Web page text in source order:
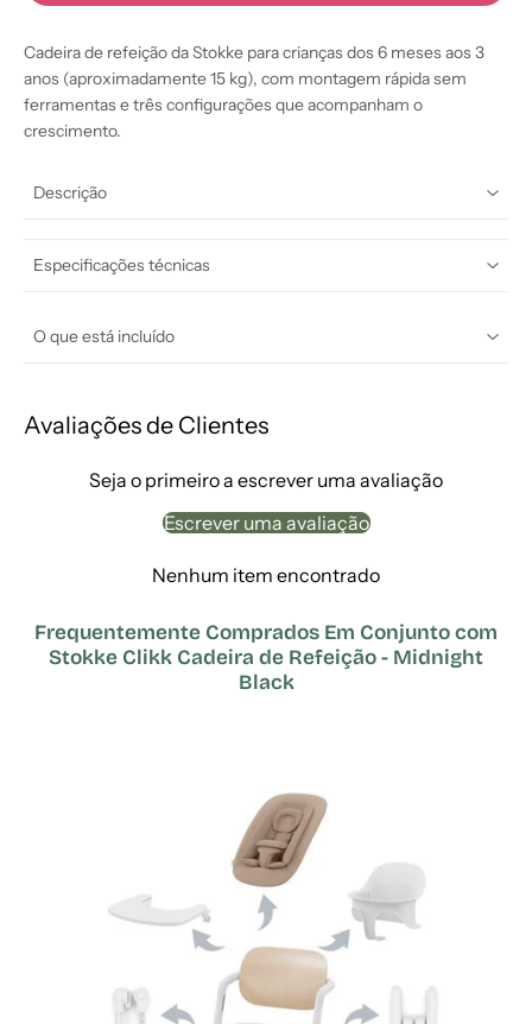
Cadeira de refeição da Stokke para crianças dos 6 meses aos 3
anos (aproximadamente 15 kg), com montagem rápida sem
ferramentas e três configurações que acompanham o
crescimento.
Descrição
Especificações técnicas
O que está incluído
Avaliações de Clientes
Seja o primeiro a escrever uma avaliação
Escrever uma avaliação
Nenhum item encontrado
Frequentemente Comprados Em Conjunto com
Stokke Clikk Cadeira de Refeição - Midnight
Black